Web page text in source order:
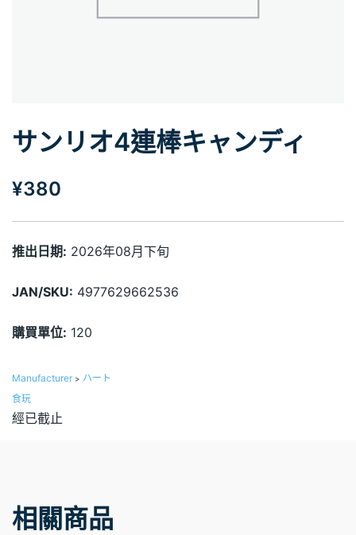
サンリオ4連棒キャンディ
¥380
推出日期: 2026年08月下旬
JAN/SKU: 4977629662536
購買單位: 120
Manufacturer > ハート
食玩
經已截止
相關商品